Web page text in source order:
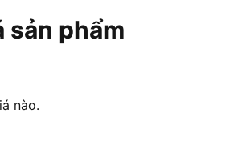
chà nhám chữ nhật Tolsen 79563 220W
sản phẩm
nào.